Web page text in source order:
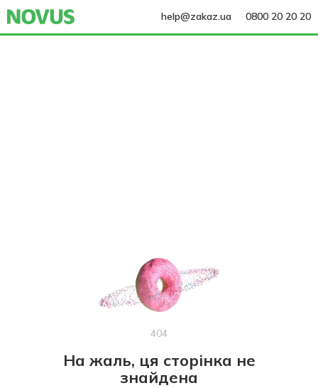
help@zakaz.ua 0800 20 20 20
404
На жаль, ця сторінка не
знайдена